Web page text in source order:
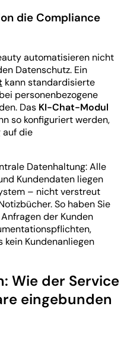
die Compliance
automatisieren nicht
Datenschutz. Ein
kann standardisierte
personenbezogene
Das KI-Chat-Modul
so konfiguriert werden,
auf die
Datenhaltung: Alle
Kundendaten liegen
– nicht verstreut
So haben Sie
der Kunden
kein Kundenanliegen
Wie der Service
eingebunden